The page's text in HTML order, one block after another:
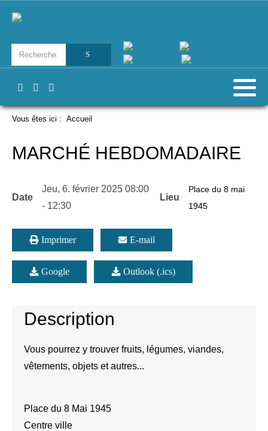
Vous êtes ici : Accueil
MARCHÉ HEBDOMADAIRE
Date
Jeu, 6. février 2025 08:00
- 12:30
Lieu
Place du 8 mai
1945
Imprimer E-mail
Google Outlook (.ics)
Description
Vous pourrez y trouver fruits, légumes, viandes,
vêtements, objets et autres...
Place du 8 Mai 1945
Centre ville